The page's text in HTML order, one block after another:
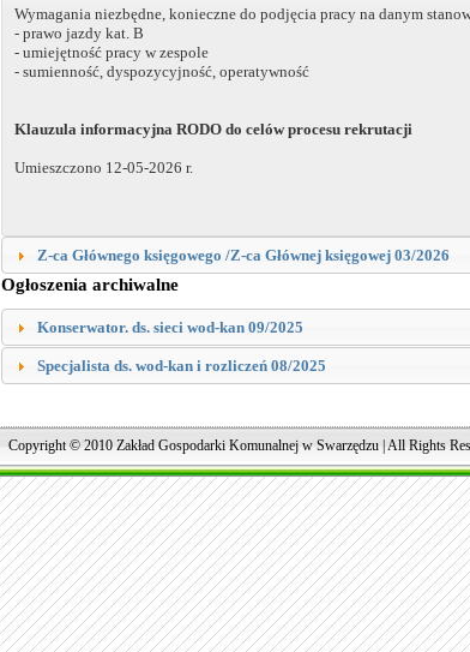
Wymagania niezbędne, konieczne do podjęcia pracy na danym
- prawo jazdy kat. B
- umiejętność pracy w zespole
- sumienność, dyspozycyjność, operatywność
Klauzula informacyjna RODO do celów procesu rekrutacji
Umieszczono 12-05-2026 r.
Z-ca Głównego księgowego /Z-ca Głównej księgowej 03/2026
Ogłoszenia archiwalne
Konserwator. ds. sieci wod-kan 09/2025
Specjalista ds. wod-kan i rozliczeń 08/2025
Copyright © 2010 Zakład Gospodarki Komunalnej w Swarzędzu | All Rights